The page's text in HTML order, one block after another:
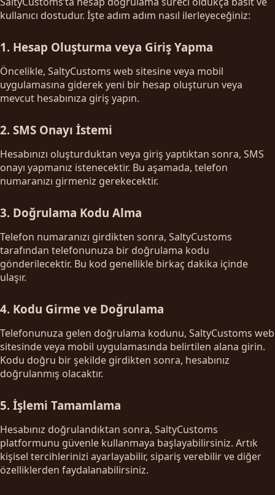
kullanıcı dostudur. İşte adım adım nasıl ilerleyeceğiniz:
1. Hesap Oluşturma veya Giriş Yapma
Öncelikle, SaltyCustoms web sitesine veya mobil
uygulamasına giderek yeni bir hesap oluşturun veya
mevcut hesabınıza giriş yapın.
2. SMS Onayı İstemi
Hesabınızı oluşturduktan veya giriş yaptıktan sonra, SMS
onayı yapmanız istenecektir. Bu aşamada, telefon
numaranızı girmeniz gerekecektir.
3. Doğrulama Kodu Alma
Telefon numaranızı girdikten sonra, SaltyCustoms
tarafından telefonunuza bir doğrulama kodu
gönderilecektir. Bu kod genellikle birkaç dakika içinde
ulaşır.
4. Kodu Girme ve Doğrulama
Telefonunuza gelen doğrulama kodunu, SaltyCustoms web
sitesinde veya mobil uygulamasında belirtilen alana girin.
Kodu doğru bir şekilde girdikten sonra, hesabınız
doğrulanmış olacaktır.
5. İşlemi Tamamlama
Hesabınız doğrulandıktan sonra, SaltyCustoms
platformunu güvenle kullanmaya başlayabilirsiniz. Artık
kişisel tercihlerinizi ayarlayabilir, sipariş verebilir ve diğer
özelliklerden faydalanabilirsiniz.